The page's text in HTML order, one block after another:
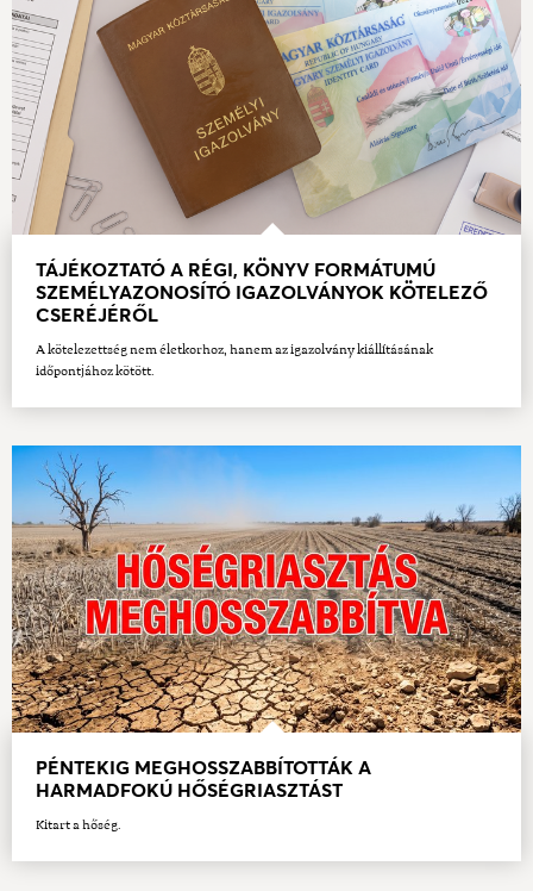
TÁJÉKOZTATÓ A RÉGI, KÖNYV FORMÁTUMÚ
SZEMÉLYAZONOSÍTÓ IGAZOLVÁNYOK KÖTELEZŐ
CSERÉJÉRŐL
A kötelezettség nem életkorhoz, hanem az igazolvány kiállításának
időpontjához kötött.
PÉNTEKIG MEGHOSSZABBÍTOTTÁK A
HARMADFOKÚ HŐSÉGRIASZTÁST
Kitart a hőség.